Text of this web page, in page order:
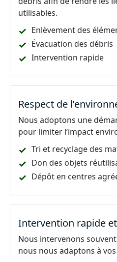
utilisables.
Enlèvement des
Évacuation des débris
Intervention rapide
Respect de
Nous adoptons une
pour limiter l’impact
Tri et recyclage des
Don des objets
Dépôt en centres
Intervention rapide
Nous intervenons
nous nous adaptons à